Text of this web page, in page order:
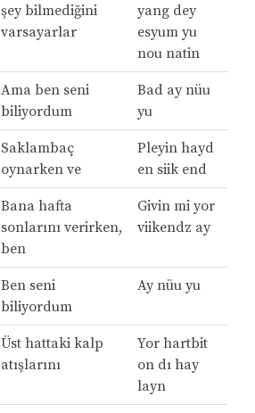
şey bilmediğini
varsayarlar
yang dey
esyum yu
nou natin
Ama ben seni
biliyordum
Bad ay nüu
yu
Saklambaç
oynarken ve
Pleyin hayd
en siik end
Bana hafta
sonlarını verirken,
ben
Givin mi yor
viikendz ay
Ben seni
biliyordum
Ay nüu yu
Üst hattaki kalp
atışlarını
Yor hartbit
on dı hay
layn